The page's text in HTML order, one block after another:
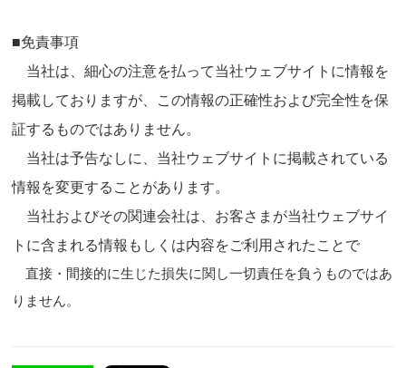
■免責事項
当社は、細心の注意を払って当社ウェブサイトに情報を
掲載しておりますが、この情報の正確性および完全性を保
証するものではありません。
当社は予告なしに、当社ウェブサイトに掲載されている
情報を変更することがあります。
当社およびその関連会社は、お客さまが当社ウェブサイ
トに含まれる情報もしくは内容をご利用されたことで
直接・間接的に生じた損失に関し一切責任を負うものではあ
りません。